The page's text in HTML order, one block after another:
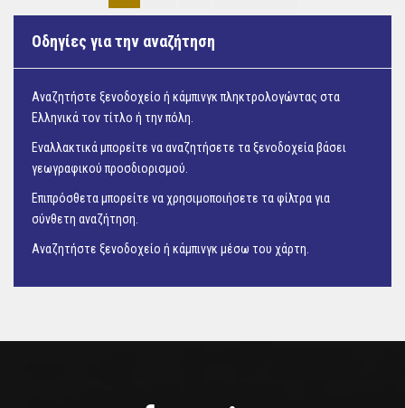
Οδηγίες για την αναζήτηση
Αναζητήστε ξενοδοχείο ή κάμπινγκ πληκτρολογώντας στα
Ελληνικά τον τίτλο ή την πόλη.
Εναλλακτικά μπορείτε να αναζητήσετε τα ξενοδοχεία βάσει
γεωγραφικού προσδιορισμού.
Επιπρόσθετα μπορείτε να χρησιμοποιήσετε τα φίλτρα για
σύνθετη αναζήτηση.
Αναζητήστε ξενοδοχείο ή κάμπινγκ μέσω του χάρτη.